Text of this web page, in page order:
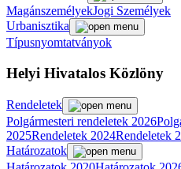
MagánszemélyekJogi Személyek
Urbanisztika
Típusnyomtatványok
Helyi Hivatalos Közlöny
Rendeletek
Polgármesteri rendeletek 2026
2025Rendeletek 2024Rendeletek
Határozatok